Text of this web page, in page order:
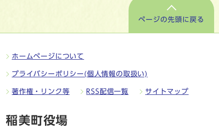
ページの先頭に戻る
ホームページについて
プライバシーポリシー(個人情報の取扱い)
著作権・リンク等 RSS配信一覧 サイトマップ
稲美町役場